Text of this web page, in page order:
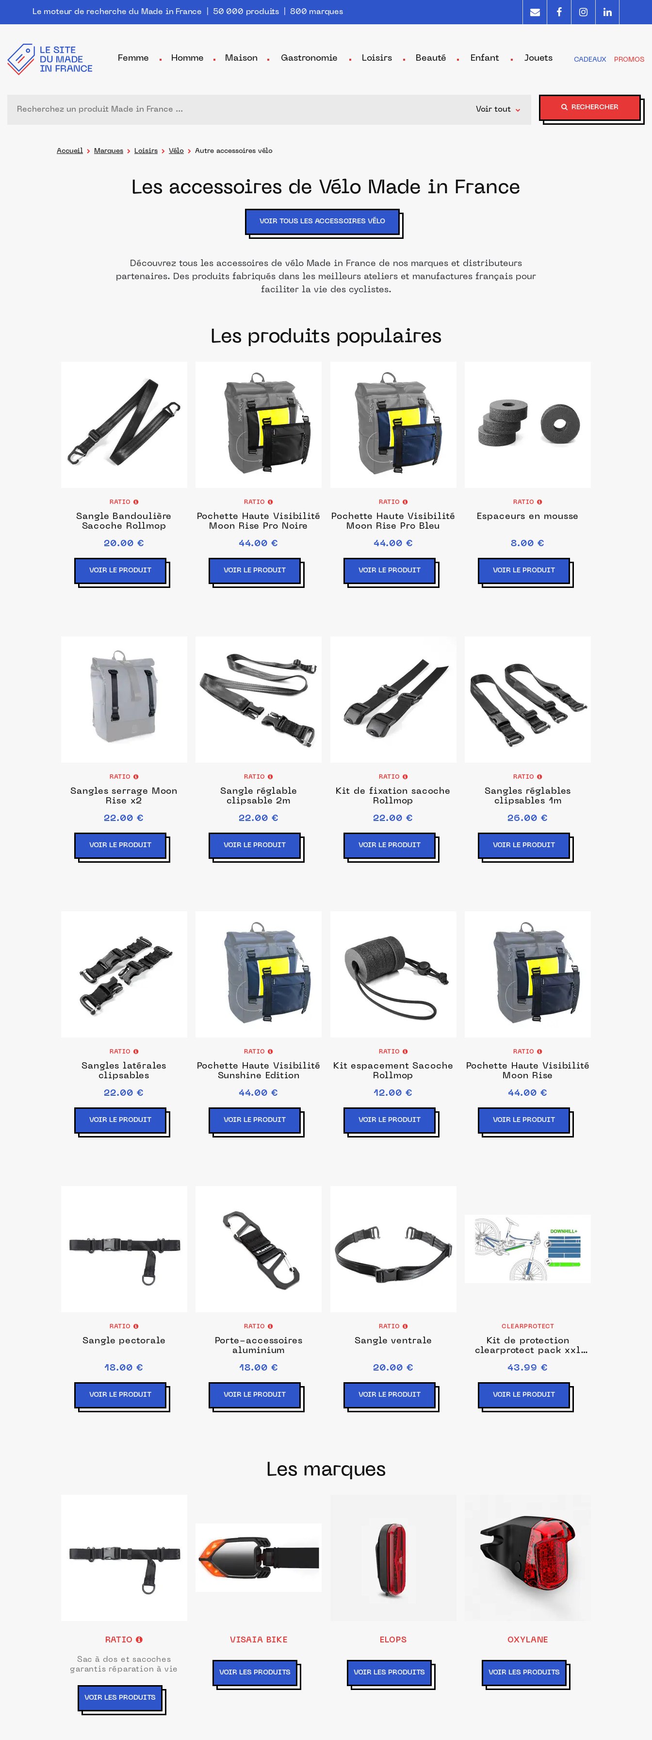
Le moteur de recherche du Made in France | 50 000 produits | 800 marques
Femme Homme Maison Gastronomie Loisirs Beauté Enfant Jouets CADEAUX PROMOS
Voir tout RECHERCHER
Accueil Marques Loisirs Vélo Autre accessoires vélo
Les accessoires de Vélo Made in France
VOIR TOUS LES ACCESSOIRES VÉLO
Découvrez tous les accessoires de vélo Made in France de nos marques et distributeurs
partenaires. Des produits fabriqués dans les meilleurs ateliers et manufactures français pour
faciliter la vie des cyclistes.
Les produits populaires
RATIO
Sangle Bandoulière
Sacoche Rollmop
20.00 €
VOIR LE PRODUIT
RATIO
Pochette Haute Visibilité
Moon Rise Pro Noire
44.00 €
VOIR LE PRODUIT
RATIO
Pochette Haute Visibilité
Moon Rise Pro Bleu
44.00 €
VOIR LE PRODUIT
RATIO
Espaceurs en mousse
8.00 €
VOIR LE PRODUIT
RATIO
Sangles serrage Moon
Rise x2
22.00 €
VOIR LE PRODUIT
RATIO
Sangle réglable
clipsable 2m
22.00 €
VOIR LE PRODUIT
RATIO
Kit de fixation sacoche
Rollmop
22.00 €
VOIR LE PRODUIT
RATIO
Sangles réglables
clipsables 1m
26.00 €
VOIR LE PRODUIT
RATIO
Sangles latérales
clipsables
22.00 €
VOIR LE PRODUIT
RATIO
Pochette Haute Visibilité
Sunshine Edition
44.00 €
VOIR LE PRODUIT
RATIO
Kit espacement Sacoche
Rollmop
12.00 €
VOIR LE PRODUIT
RATIO
Pochette Haute Visibilité
Moon Rise
44.00 €
VOIR LE PRODUIT
RATIO
Sangle pectorale
18.00 €
VOIR LE PRODUIT
RATIO
Porte-accessoires
aluminium
18.00 €
VOIR LE PRODUIT
RATIO
Sangle ventrale
20.00 €
VOIR LE PRODUIT
CLEARPROTECT
Kit de protection
clearprotect pack xxl
brillant
43.99 €
VOIR LE PRODUIT
Les marques
RATIO
Sac à dos et sacoches
garantis réparation à vie
VOIR LES PRODUITS
VISAIA BIKE
VOIR LES PRODUITS
ELOPS
VOIR LES PRODUITS
OXYLANE
VOIR LES PRODUITS